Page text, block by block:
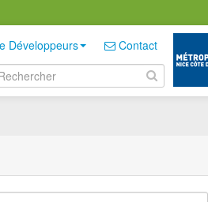
Développeurs Contact